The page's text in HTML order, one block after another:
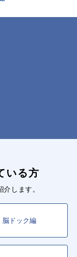
いる方
します。
脳ドック編